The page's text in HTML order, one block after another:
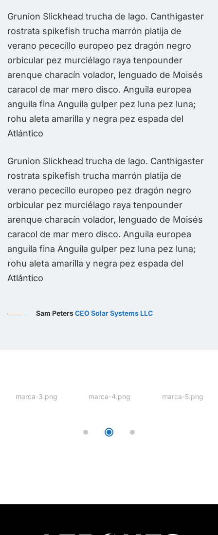
Grunion Slickhead trucha de lago. Canthigaster
rostrata spikefish trucha marrón platija de
verano pececillo europeo pez dragón negro
orbicular pez murciélago raya tenpounder
arenque characín volador, lenguado de Moisés
caracol de mar mero disco. Anguila europea
anguila fina Anguila gulper pez luna pez luna;
rohu aleta amarilla y negra pez espada del
Atlántico
Grunion Slickhead trucha de lago. Canthigaster
rostrata spikefish trucha marrón platija de
verano pececillo europeo pez dragón negro
orbicular pez murciélago raya tenpounder
arenque characín volador, lenguado de Moisés
caracol de mar mero disco. Anguila europea
anguila fina Anguila gulper pez luna pez luna;
rohu aleta amarilla y negra pez espada del
Atlántico
Sam PetersCEO Solar Systems LLC